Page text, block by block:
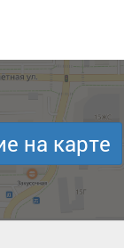
на карте